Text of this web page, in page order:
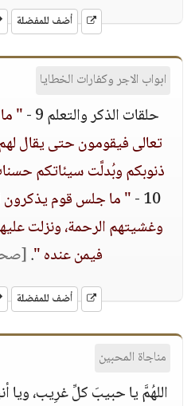
أضف للمفضلة
ابواب الاجر وكفارات الخطايا
حلقات الذكر والتعلم 9 -
"
تعالى فيقومون حتى يقال
ذنوبكم وبُدلَّت سيئاتكم
10 - " ما جلس قوم يذكرون
وغشيتهم الرحمة، ونزلت
فيمن عنده ".
أضف للمفضلة
مناجاة المحبين
اللهُمَّ يا حبيبَ كلِّ غرِيب،